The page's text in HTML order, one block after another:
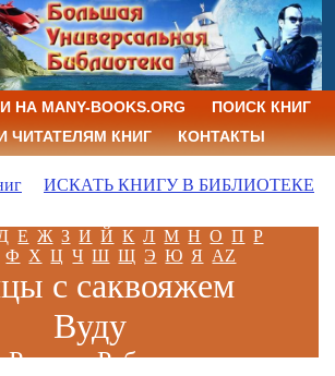
MANY-BOOKS.ORG
ПОИСК КНИГ
ЧИТАТЕЛЯМ КНИГ
КОНТАКТЫ
ИСКАТЬ КНИГУ В БИБЛИОТЕКЕ
Е Ж З И Й К Л М Н О П Р
Ф Х Ц Ч Ш Щ Э Ю Я AZ
с саквояжем
Вуду
Рэнкин Роберт